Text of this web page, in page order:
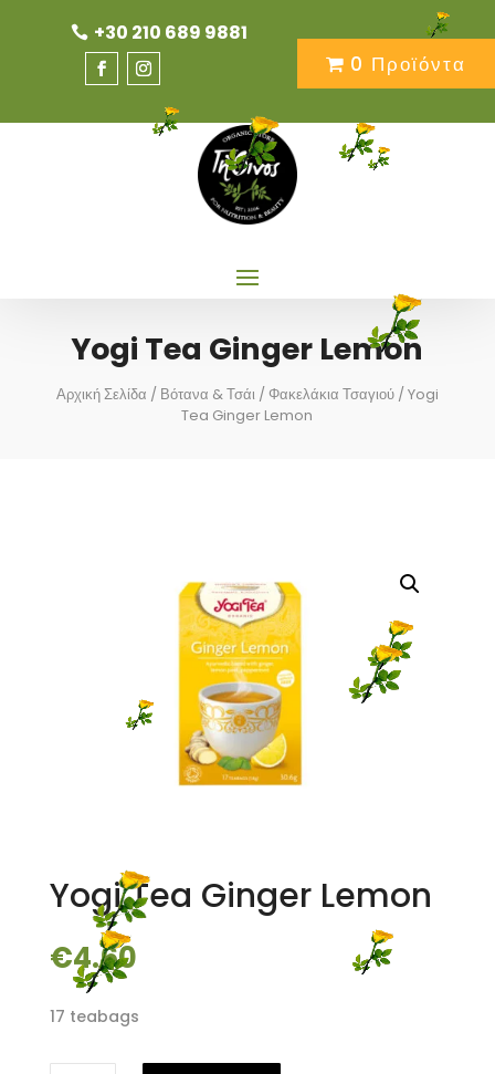
+30 210 689 9881
0 Προϊόντα
Yogi Tea Ginger Lemon
Αρχική Σελίδα / Βότανα & Τσάι/Φακελάκια Τσαγιού/ Yogi
Tea Ginger Lemon
Yogi Tea Ginger Lemon
€4.60
17 teabags